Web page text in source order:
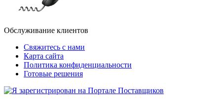
Обслуживание клиентов
Свяжитесь с нами
Карта сайта
Политика конфиденциальности
Готовые решения